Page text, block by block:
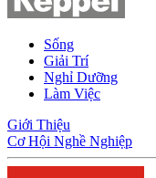
Sống
Giải Trí
Nghỉ Dưỡng
Làm Việc
Giới Thiệu
Cơ Hội Nghề Nghiệp